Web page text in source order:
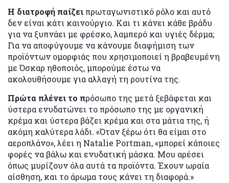
Η διατροφή παίζει πρωταγωνιστικό ρόλο και αυτό
δεν είναι κάτι καινούργιο. Και τι κάνει κάθε βράδυ
για να ξυπνάει με φρέσκο, λαμπερό και υγιές δέρμα;
Για να αποφύγουμε να κάνουμε διαφήμιση των
προϊόντων ομορφιάς που χρησιμοποιεί η βραβευμένη
με Όσκαρ ηθοποιός, μπορούμε έστω να
ακολουθήσουμε για αλλαγή τη ρουτίνα της.
Πρώτα πλένει το πρόσωπο της μετά ξεβάφεται και
ύστερα ενυδατώνει το πρόσωπο της με οργανική
κρέμα και ύστερα βάζει κρέμα και στα μάτια της, ή
ακόμη καλύτερα λάδι. «Όταν ξέρω ότι θα είμαι στο
αεροπλάνο», λέει η Natalie Portman, «μπορεί κάποιες
φορές να βάλω και ενυδατική μάσκα. Μου αρέσει
όπως μυρίζουν όλα αυτά τα προϊόντα. Έχουν ωραία
αίσθηση, και το άρωμα τους κάνει τη διαφορά.»